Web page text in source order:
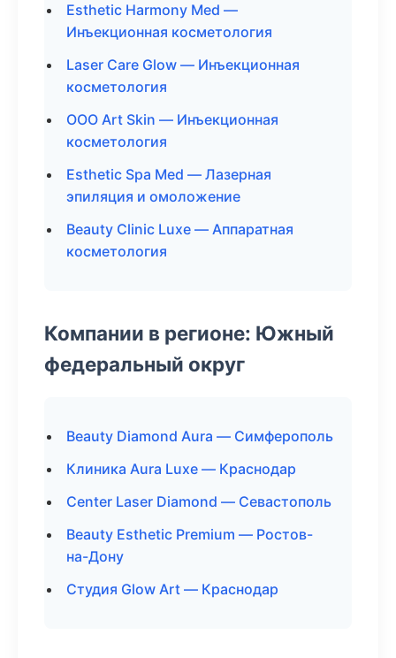
Esthetic Harmony Med —
Инъекционная косметология
Laser Care Glow — Инъекционная
косметология
ООО Art Skin — Инъекционная
косметология
Esthetic Spa Med — Лазерная
эпиляция и омоложение
Beauty Clinic Luxe — Аппаратная
косметология
Компании в регионе: Южный
федеральный округ
Beauty Diamond Aura — Симферополь
Клиника Aura Luxe — Краснодар
Center Laser Diamond — Севастополь
Beauty Esthetic Premium — Ростов-
на-Дону
Студия Glow Art — Краснодар